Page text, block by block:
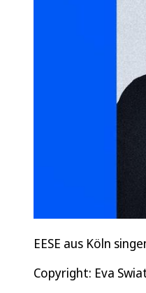
EESE aus Köln
Copyright: Eva